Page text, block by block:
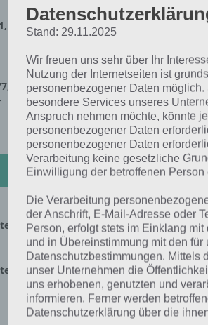
100 Doors:
Das neue Update bringt
51. Dieses ist noch relativ
haben wir zu Level 51
Über der Tür findest du einen
muss. Nun sieht man drei
Die Lösung von Level 51 von
man (vom Pfeil aus gesehen)
Stand: 29.11.2025
Wir freuen uns sehr über Ihr
Nutzung der Internetseiten ist
personenbezogener Daten
besondere Services unseres
Anspruch nehmen möchte, könnte
personenbezogener Daten
personenbezogener Daten
Verarbeitung keine gesetzliche
Einwilligung der betroffenen Person
Die Verarbeitung
der Anschrift, E-Mail-Adresse oder
Person, erfolgt stets im Einklang
und in Übereinstimmung mit den
Datenschutzbestimmungen. Mittels
unser Unternehmen die
uns erhobenen, genutzten und
informieren. Ferner werden
Datenschutzerklärung über die